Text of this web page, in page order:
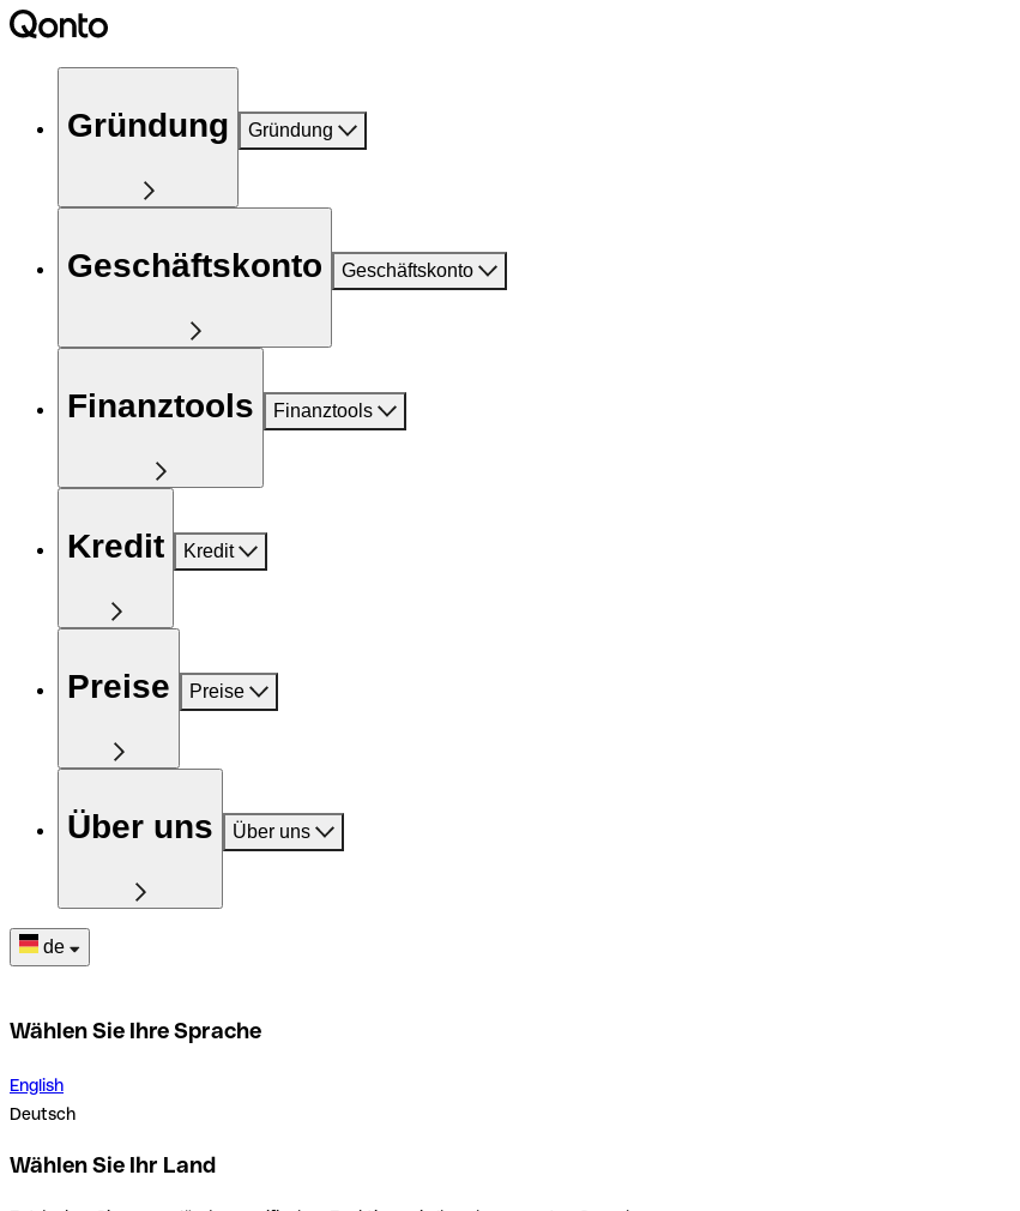
Gründung Gründung
Geschäftskonto Geschäftskonto
Finanztools Finanztools
Kredit Kredit
Preise Preise
Über uns Über uns
de
Wählen Sie Ihre Sprache
English
Deutsch
Wählen Sie Ihr Land